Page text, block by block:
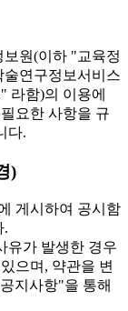
원(이하 "교육정
술연구정보서비스
라함)의 이용에
요한 사항을 규
다.
)
게시하여 공시함
.
유가 발생한 경우
으며, 약관을 변
지사항"을 통해